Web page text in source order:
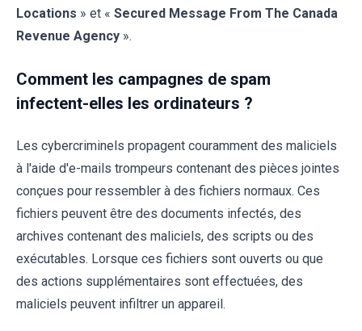
Locations » et « Secured Message From The Canada
Revenue Agency ».
Comment les campagnes de spam
infectent-elles les ordinateurs ?
Les cybercriminels propagent couramment des maliciels
à l'aide d'e-mails trompeurs contenant des pièces jointes
conçues pour ressembler à des fichiers normaux. Ces
fichiers peuvent être des documents infectés, des
archives contenant des maliciels, des scripts ou des
exécutables. Lorsque ces fichiers sont ouverts ou que
des actions supplémentaires sont effectuées, des
maliciels peuvent infiltrer un appareil.